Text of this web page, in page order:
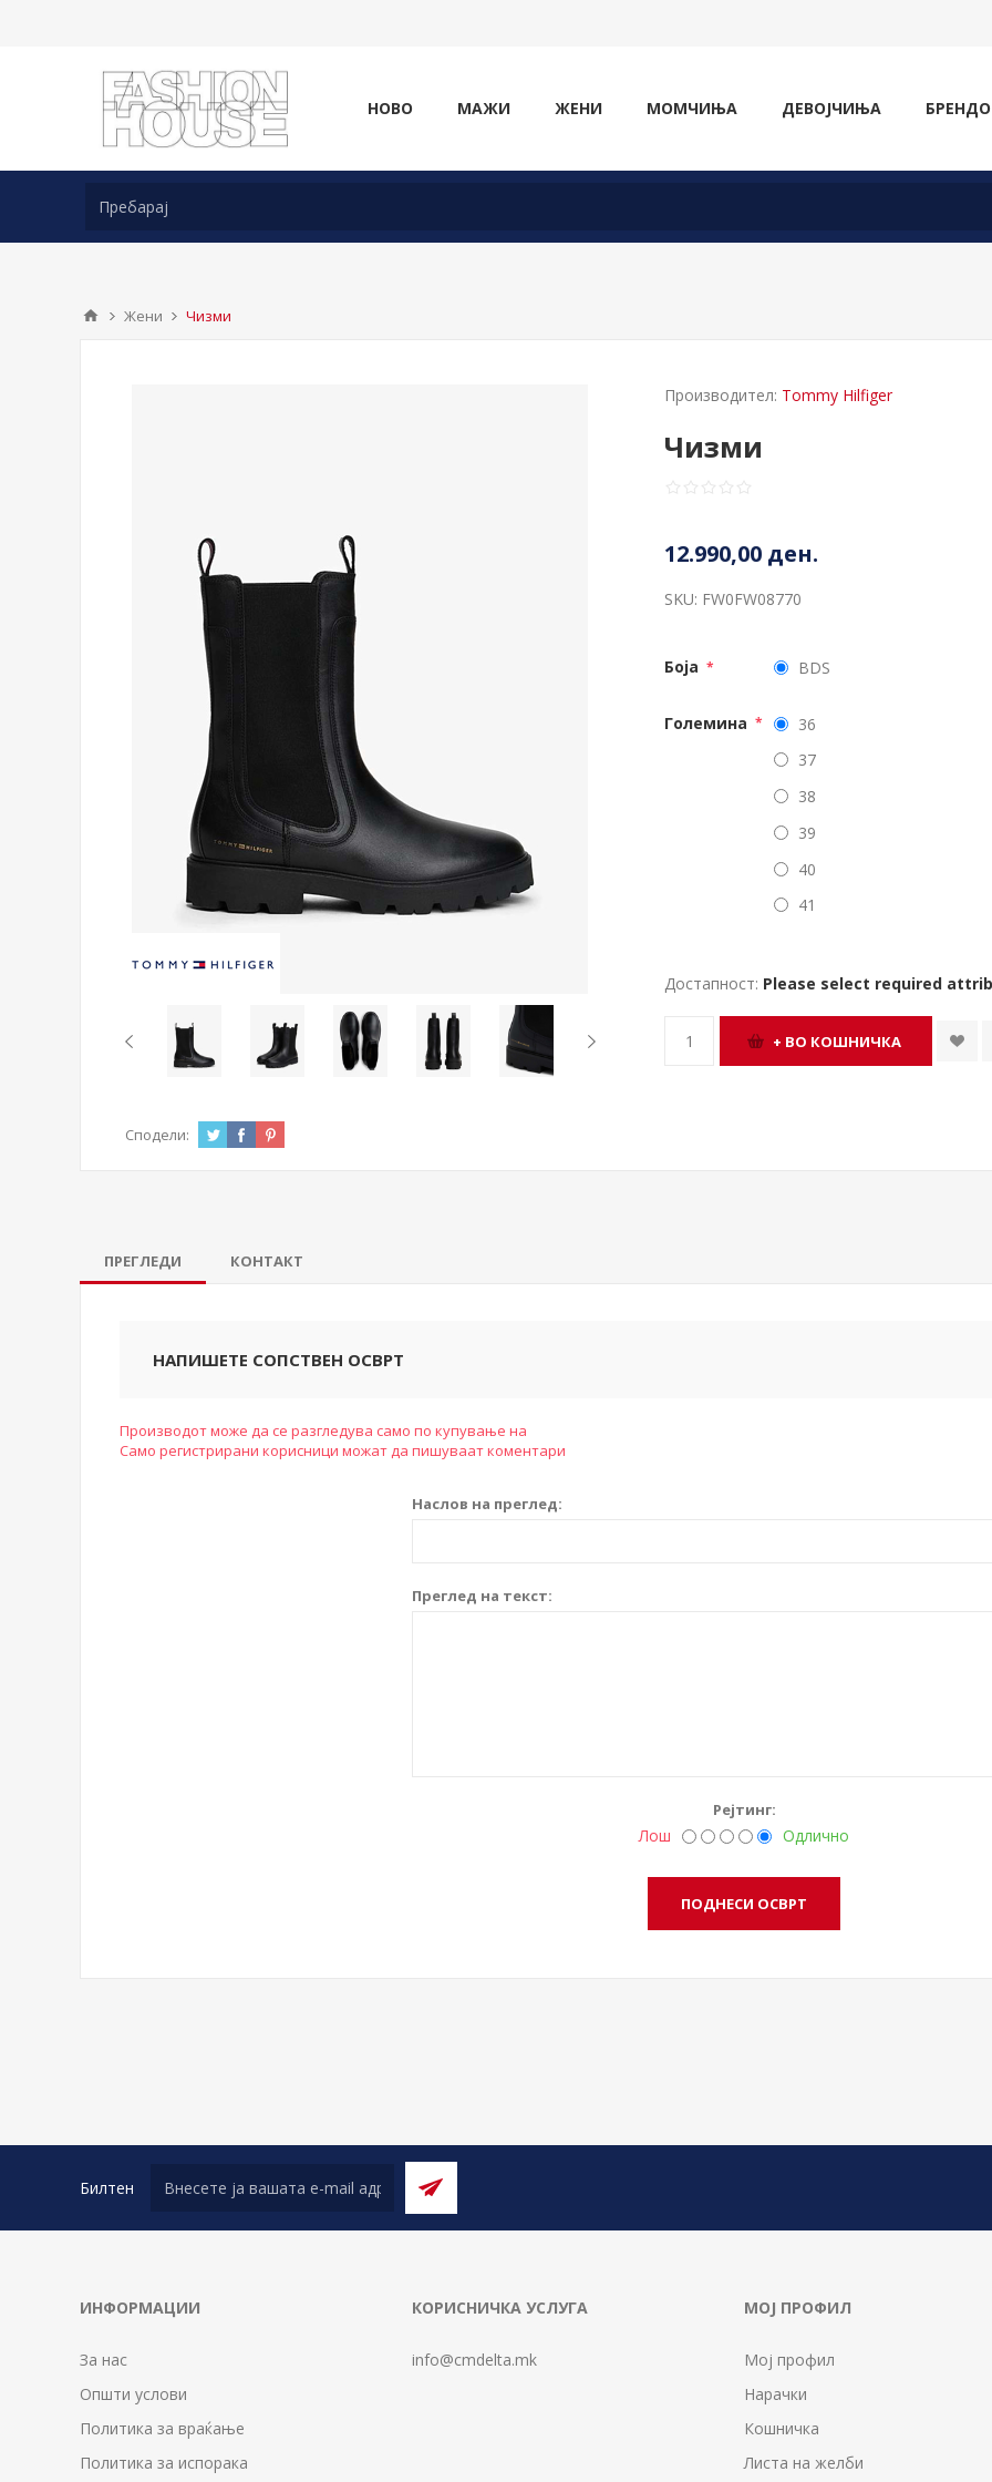
НОВО МАЖИ ЖЕНИ МОМЧИЊА ДЕВОЈЧИЊА
Жени Чизми
Производител: Tommy Hilfiger
Чизми
12.990,00 ден.
SKU: FW0FW08770
Боја * BDS
Големина *
36
37
38
39
40
41
Достапност: Please select required
Сподели:
ПРЕГЛЕДИ КОНТАКТ
НАПИШЕТЕ СОПСТВЕН ОСВРТ
Производот може да се разгледува само по купување на
Само регистрирани корисници можат да пишуваат коментари
Наслов на преглед:
Преглед на текст:
Рејтинг:
Лош Одлично
Билтен
ИНФОРМАЦИИ
За нас
Општи услови
Политика за враќање
Политика за испорака
КОРИСНИЧКА УСЛУГА
info@cmdelta.mk
МОЈ ПРОФИЛ
Мој профил
Нарачки
Кошничка
Листа на желби